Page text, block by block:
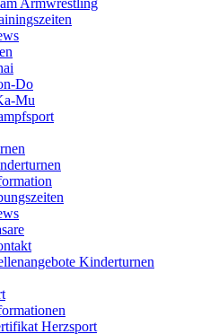
Do
Mu
Kinderturnen
Herzsport